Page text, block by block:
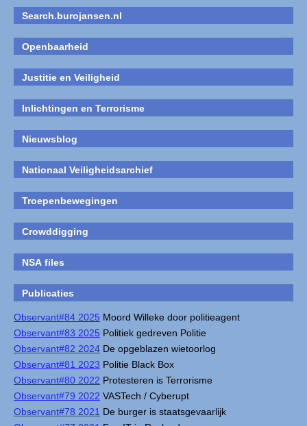
Search.burojansen.nl
Openbaarheid
Justitie en Veiligheid
Inlichtingen en Terrorisme
Nieuwsblog
Nationaal Veiligheidsarchief
Troepenbewegingen
Crowddigging
NSA files
Publicaties
Observant#84 2025 Moord Willeke door politieagent
Observant#83 2025 Politiek gedreven Politie
Observant#82 2024 De opgeblazen wietoorlog
Observant#81 2023 Politie Black Box
Observant#80 2022 Protesteren is Terrorisme
Observant#79 2022 VASTech / Cyberupt
Observant#78 2021 De burger is staatsgevaarlijk